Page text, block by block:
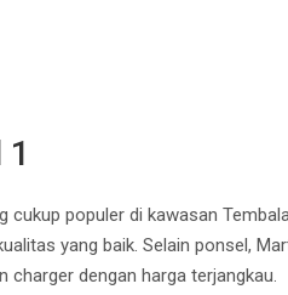
cukup populer di kawasan
yang baik. Selain ponsel,
charger dengan harga terjangkau.